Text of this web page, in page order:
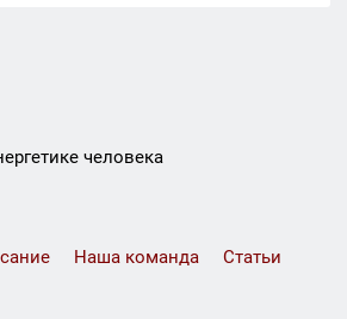
человека
Наша команда
Статьи